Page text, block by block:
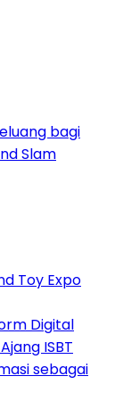
bagi
Slam
Toy Expo
Digital
ISBT
sebagai